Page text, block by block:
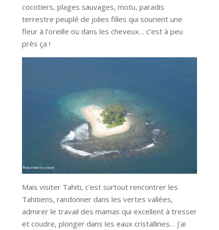
cocotiers, plages sauvages, motu, paradis
terrestre peuplé de jolies filles qui sourient une
fleur à l’oreille ou dans les cheveux… c’est à peu
près ça !
Mais visiter Tahiti, c’est surtout rencontrer les
Tahitiens, randonner dans les vertes vallées,
admirer le travail des mamas qui excellent à tresser
et coudre, plonger dans les eaux cristallines… j’ai